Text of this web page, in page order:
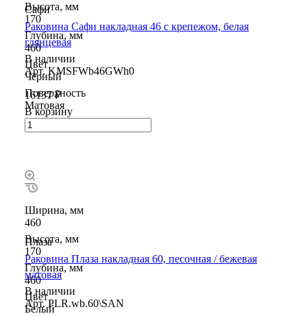
Высота, мм
170
Глубина, мм
460
Цвет
Чёрный
Поверхность
Матовая
Ширина, мм
460
Высота, мм
170
Глубина, мм
460
Цвет
Белый
Сафи
Раковина Сафи накладная 46 с крепежом, белая
глянцевая
В наличии
Арт.KMSFWb46GWh0
16137 ₽
В корзину
Плаза
Раковина Плаза накладная 60, песочная / бежевая
матовая
В наличии
Арт.PLR.wb.60\SAN